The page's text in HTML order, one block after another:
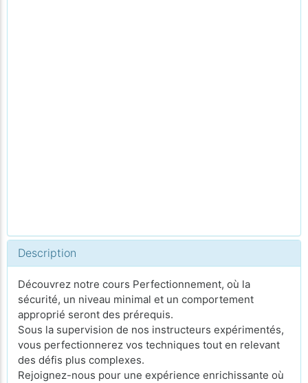
Description
Découvrez notre cours Perfectionnement, où la
sécurité, un niveau minimal et un comportement
approprié seront des prérequis.
Sous la supervision de nos instructeurs expérimentés,
vous perfectionnerez vos techniques tout en relevant
des défis plus complexes.
Rejoignez-nous pour une expérience enrichissante où